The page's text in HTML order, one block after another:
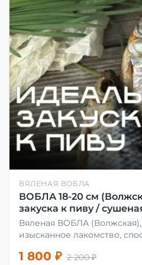
ВЯЛЕНАЯ ВОБЛА
ВОБЛА 18-20 см
закуска к пиву /
Вяленая ВОБЛА
изысканное лакомство,
сделать вяленую воблу, её
1 800 ₽ 2 200 ₽